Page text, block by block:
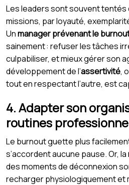
Les leaders sont souvent tentés
missions, par loyauté,
Unmanager prévenant le
sainement : refuser les tâches
culpabiliser, et mieux gérer son
développement de l’assertivité,
tout en respectant l’autre, est
4. Adapter son
routines
Le burnout guette plus
s’accordent aucune pause. Or, la
des moments de déconnexion
recharger physiologiquement et